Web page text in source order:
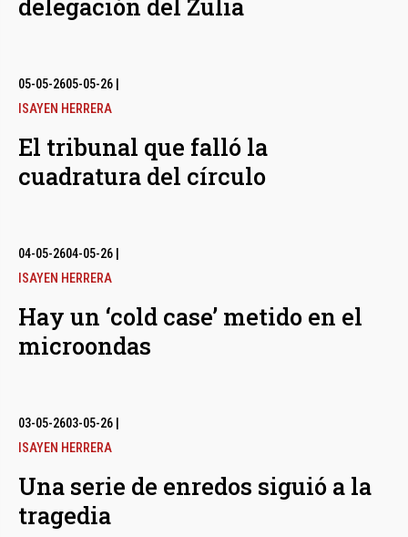
delegación del Zulia
05-05-2605-05-26
ISAYEN HERRERA
El tribunal que falló la
cuadratura del círculo
04-05-2604-05-26
ISAYEN HERRERA
Hay un ‘cold case’ metido en el
microondas
03-05-2603-05-26
ISAYEN HERRERA
Una serie de enredos siguió a la
tragedia